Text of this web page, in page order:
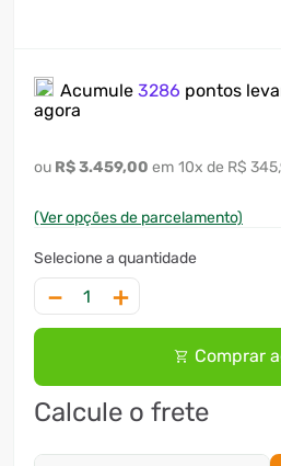
Acumule 3286 pontos
agora
R$3.459,00 10x R$
(Ver opções de parcelamento)
＋
－
Comprar
Calcule o frete